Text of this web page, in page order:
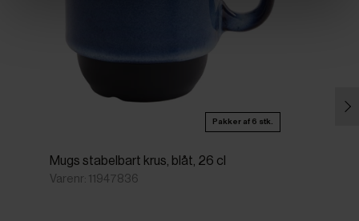
Pakker af 6 stk.
Mugs stabelbart krus, blåt, 26 cl
Varenr: 11947836